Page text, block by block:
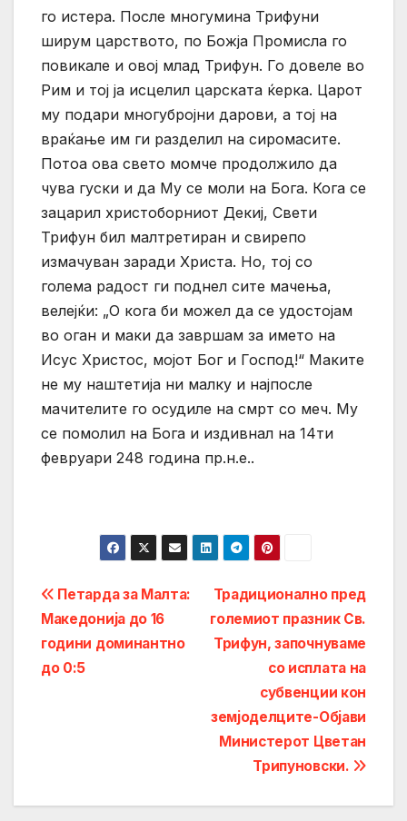
го истера. После многумина Трифуни
ширум царството, по Божја Промисла го
повикале и овој млад Трифун. Го довеле во
Рим и тој ја исцелил царската ќерка. Царот
му подари многубројни дарови, а тој на
враќање им ги разделил на сиромасите.
Потоа ова свето момче продолжило да
чува гуски и да Му се моли на Бога. Кога се
зацарил христоборниот Декиј, Свети
Трифун бил малтретиран и свирепо
измачуван заради Христа. Но, тој со
голема радост ги поднел сите мачења,
велејќи: „О кога би можел да се удостојам
во оган и маки да завршам за името на
Исус Христос, мојот Бог и Господ!“ Маките
не му наштетија ни малку и најпосле
мачителите го осудиле на смрт со меч. Му
се помолил на Бога и издивнал на 14ти
февруари 248 година пр.н.е..
Post
navigation
Традиционално пред
големиот празник Св.
Трифун, започнуваме
со исплатa на
субвенции кон
земјоделците-Објави
Министерот Цветан
Трипуновски.
Петарда за Малта:
Македонија до 16
години доминантно
до 0:5